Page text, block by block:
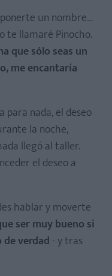
un nombre…
te llamaré Pinocho.
que sólo seas un
me encantaría
para nada, el deseo
la noche,
llegó al taller.
el deseo a
hablar y moverte
ser muy bueno si
verdad - y tras